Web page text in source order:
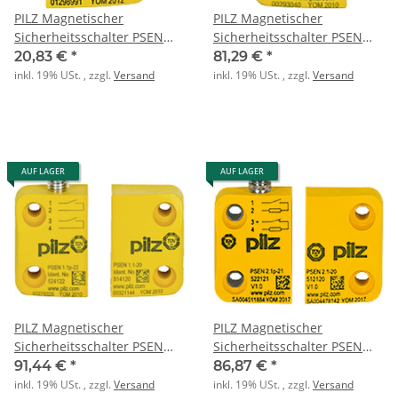
PILZ Magnetischer
Sicherheitsschalter PSEN
1.1-20/1 actuator
20,83 € *
inkl. 19% USt. , zzgl.Versand
PILZ Magnetischer
Sicherheitsschalter PSEN
1.1p-20/8mm
81,29 € *
inkl. 19% USt. , zzgl.Versand
AUF LAGER
PILZ Magnetischer
Sicherheitsschalter PSEN
1.1p-22/PSEN 1.1-
20/8mm/ix1
91,44 € *
inkl. 19% USt. , zzgl.Versand
AUF LAGER
PILZ Magnetischer
Sicherheitsschalter PSEN
2.1p-21/PSEN 2.1-20
/8mm/LED
86,87 € *
inkl. 19% USt. , zzgl.Versand